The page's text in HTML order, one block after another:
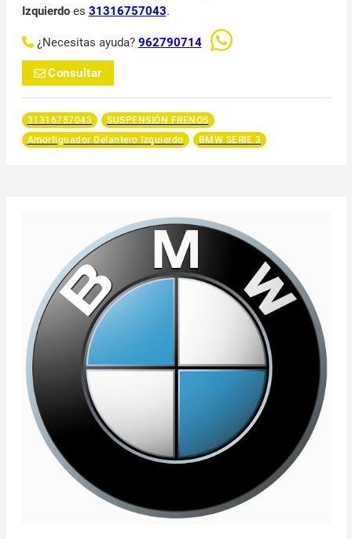
Izquierdoes 31316757043.
¿Necesitas ayuda? 962790714
Consultar
31316757043
SUSPENSIÓN FRENOS
Amortiguador Delantero Izquierdo
BMW SERIE 3